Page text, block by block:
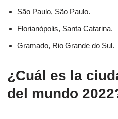
São Paulo, São Paulo.
Florianópolis, Santa Catarina.
Gramado, Rio Grande do Sul.
¿Cuál es la
del mundo